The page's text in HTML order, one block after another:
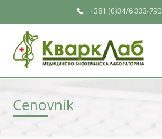
+381 (0)34/6 333-790
Cenovnik